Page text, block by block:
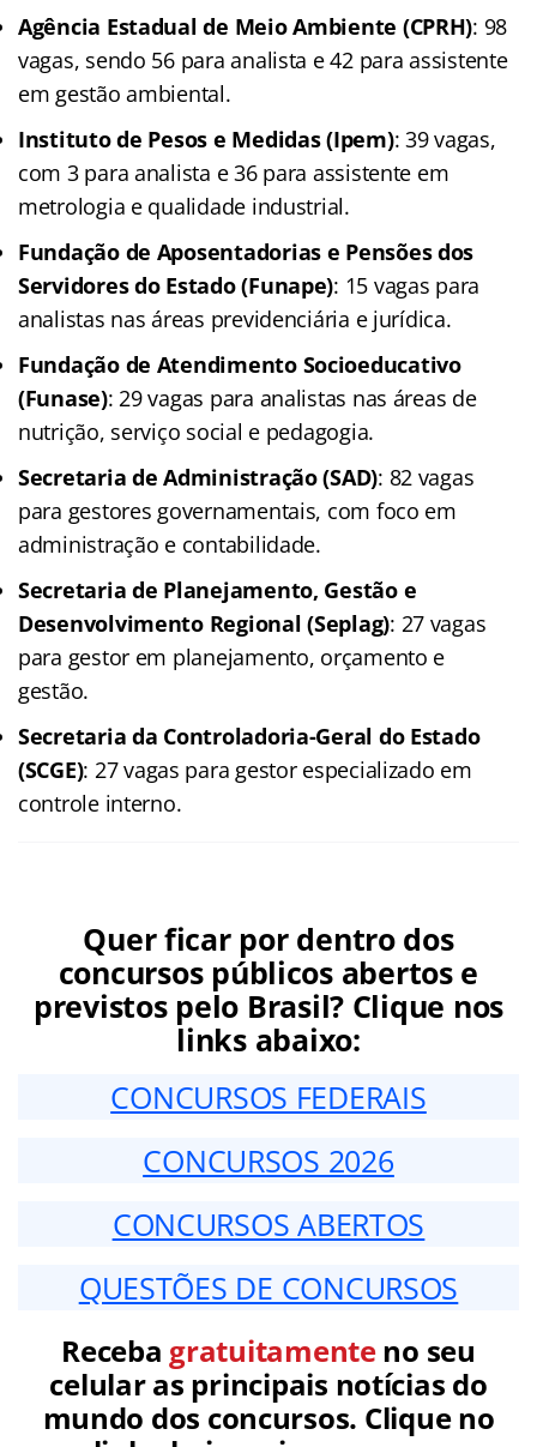
Agência Estadual de Meio Ambiente (CPRH): 98
vagas, sendo 56 para analista e 42 para assistente
em gestão ambiental.
Instituto de Pesos e Medidas (Ipem): 39 vagas,
com 3 para analista e 36 para assistente em
metrologia e qualidade industrial.
Fundação de Aposentadorias e Pensões dos
Servidores do Estado (Funape): 15 vagas para
analistas nas áreas previdenciária e jurídica.
Fundação de Atendimento Socioeducativo
(Funase): 29 vagas para analistas nas áreas de
nutrição, serviço social e pedagogia.
Secretaria de Administração (SAD): 82 vagas
para gestores governamentais, com foco em
administração e contabilidade.
Secretaria de Planejamento, Gestão e
Desenvolvimento Regional (Seplag): 27 vagas
para gestor em planejamento, orçamento e
gestão.
Secretaria da Controladoria-Geral do Estado
(SCGE): 27 vagas para gestor especializado em
controle interno.
Quer ficar por dentro dos
concursos públicos abertos e
previstos pelo Brasil? Clique nos
links abaixo:
CONCURSOS FEDERAIS
CONCURSOS 2026
CONCURSOS ABERTOS
QUESTÕES DE CONCURSOS
Receba gratuitamenteno seu
celular as principais notícias do
mundo dos concursos. Clique no